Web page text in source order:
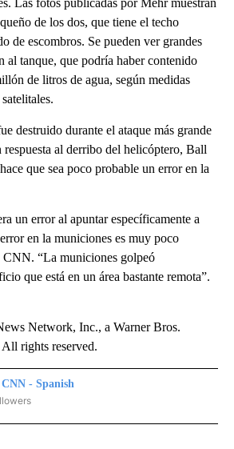
Las fotos publicadas por Mehr muestran
de los dos, que tiene el techo
de escombros. Se pueden ver grandes
al tanque, que podría haber contenido
de litros de agua, según medidas
destruido durante el ataque más grande
respuesta al derribo del helicóptero, Ball
que sea poco probable un error en la
un error al apuntar específicamente a
en la municiones es muy poco
“La municiones golpeó
que está en un área bastante remota”.
Network, Inc., a Warner Bros.
rights reserved.
CNN - Spanish
- SPANISH" TO RECEIVE NOTIFICATIONS ABOUT